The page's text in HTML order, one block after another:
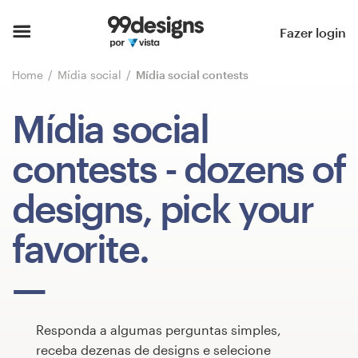
Fazer login
Home Mídia social Mídia social contests
Mídia social
contests - dozens of
designs, pick your
favorite.
Responda a algumas perguntas simples,
receba dezenas de designs e selecione
Página inicial
Pesquisar categorias
Como funciona
Inspiração
99designs Pro